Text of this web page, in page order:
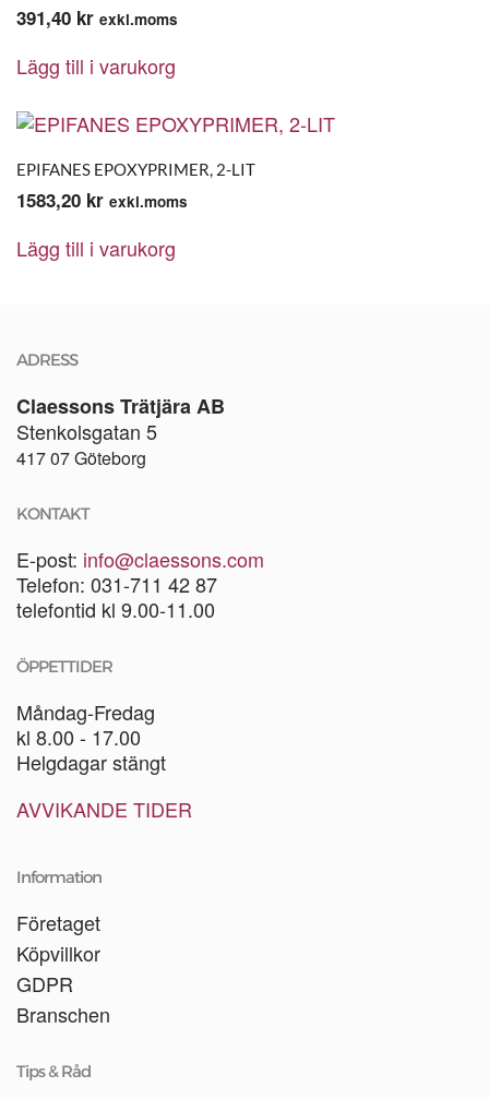
391,40 kr exkl.moms
Lägg till i varukorg
EPIFANES EPOXYPRIMER, 2-LIT
1583,20 kr exkl.moms
Lägg till i varukorg
ADRESS
Claessons Trätjära AB
Stenkolsgatan 5
417 07 Göteborg
KONTAKT
E-post: info@claessons.com
Telefon: 031-711 42 87
telefontid kl 9.00-11.00
ÖPPETTIDER
Måndag-Fredag
kl 8.00 - 17.00
Helgdagar stängt
AVVIKANDE TIDER
Information
Företaget
Köpvillkor
GDPR
Branschen
Tips & Råd